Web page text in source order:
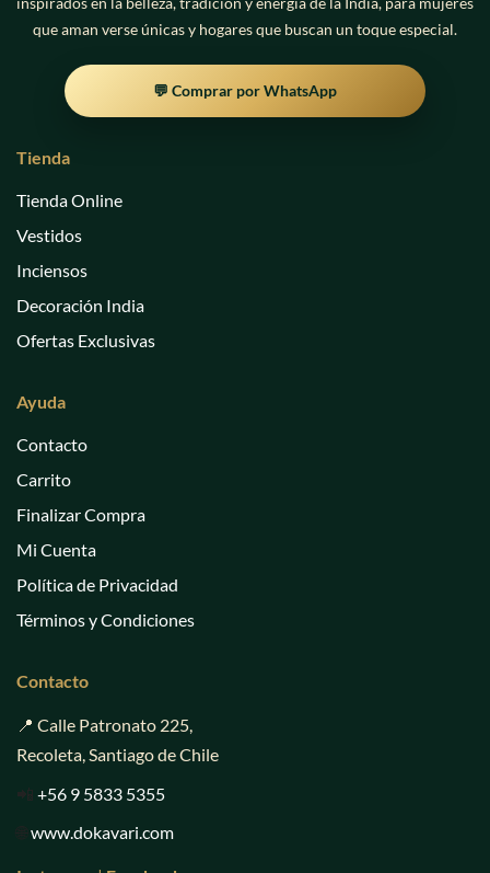
que aman verse únicas y hogares que buscan un toque especial.
💬 Comprar por WhatsApp
Tienda
Tienda Online
Vestidos
Inciensos
Decoración India
Ofertas Exclusivas
Ayuda
Contacto
Carrito
Finalizar Compra
Mi Cuenta
Política de Privacidad
Términos y Condiciones
Contacto
📍 Calle Patronato 225,
Recoleta, Santiago de Chile
📲 +56 9 5833 5355
🌐www.dokavari.com